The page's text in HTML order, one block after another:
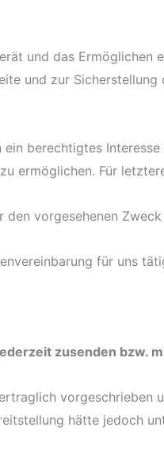
und das
und zur
berechtigtes
ermöglichen. Für
vorgesehenen
für uns
zusenden bzw.
hätte jedoch